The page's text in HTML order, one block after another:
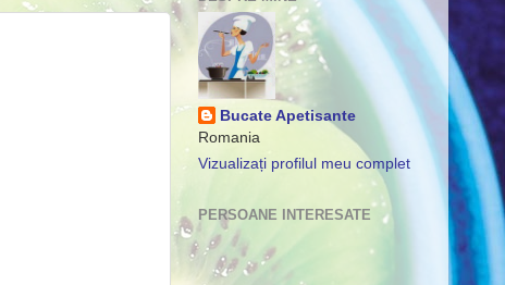
Bucate Apetisante
Romania
Vizualizați profilul meu complet
PERSOANE INTERESATE